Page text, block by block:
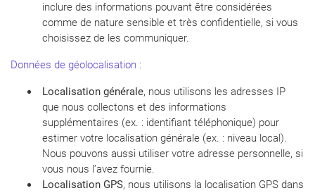
inclure des informations pouvant être considérées
comme de nature sensible et très confidentielle, si vous
choisissez de les communiquer.
Données de géolocalisation :
Localisation générale, nous utilisons les adresses IP
que nous collectons et des informations
supplémentaires (ex. : identifiant téléphonique) pour
estimer votre localisation générale (ex. : niveau local).
Nous pouvons aussi utiliser votre adresse personnelle, si
vous nous l’avez fournie.
Localisation GPS, nous utilisons la localisation GPS dans